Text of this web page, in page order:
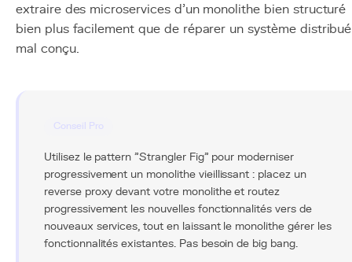
extraire des microservices d'un monolithe bien structuré
bien plus facilement que de réparer un système distribué
mal conçu.
Conseil Pro
Utilisez le pattern "Strangler Fig" pour moderniser
progressivement un monolithe vieillissant : placez un
reverse proxy devant votre monolithe et routez
progressivement les nouvelles fonctionnalités vers de
nouveaux services, tout en laissant le monolithe gérer les
fonctionnalités existantes. Pas besoin de big bang.